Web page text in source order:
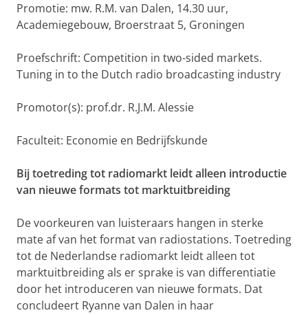
Promotie: mw. R.M. van Dalen, 14.30 uur,
Academiegebouw, Broerstraat 5, Groningen
Proefschrift: Competition in two-sided markets.
Tuning in to the Dutch radio broadcasting industry
Promotor(s): prof.dr. R.J.M. Alessie
Faculteit: Economie en Bedrijfskunde
Bij toetreding tot radiomarkt leidt alleen introductie
van nieuwe formats tot marktuitbreiding
De voorkeuren van luisteraars hangen in sterke
mate af van het format van radiostations. Toetreding
tot de Nederlandse radiomarkt leidt alleen tot
marktuitbreiding als er sprake is van differentiatie
door het introduceren van nieuwe formats. Dat
concludeert Ryanne van Dalen in haar